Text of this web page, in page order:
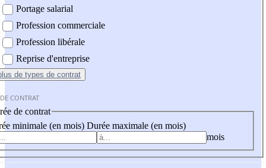
Portage salarial
Profession commerciale
Profession libérale
Reprise d'entreprise
de types de contrat
CONTRAT
de contrat
minimale (en mois) Durée maximale (en mois)
mois